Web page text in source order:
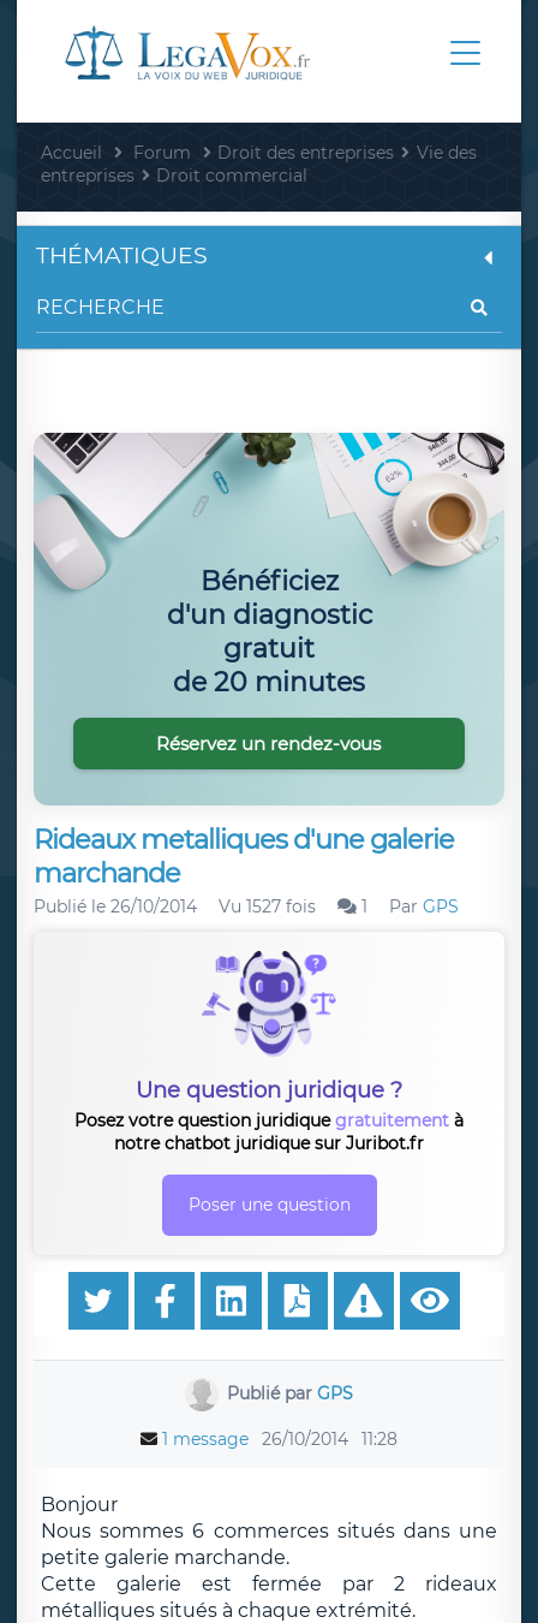
Accueil Forum Droit des entreprises
Vie des
entreprises
Droit commercial
Rideaux metalliques d'une galerie
marchande
Publié le 26/10/2014 Vu 1527 fois 1 Par GPS
Une question juridique ?
Posez votre question juridiquegratuitement à
notre chatbot juridique sur Juribot.fr
Poser une question
Publié parGPS
1 message 26/10/2014 11:28
Bonjour
Nous sommes 6 commerces situés dans une
petite galerie marchande.
Cette galerie est fermée par 2 rideaux
métalliques situés à chaque extrémité.
THÉMATIQUES
Bénéficiez
d'un diagnostic
gratuit
de 20 minutes
Réservez un rendez-vous